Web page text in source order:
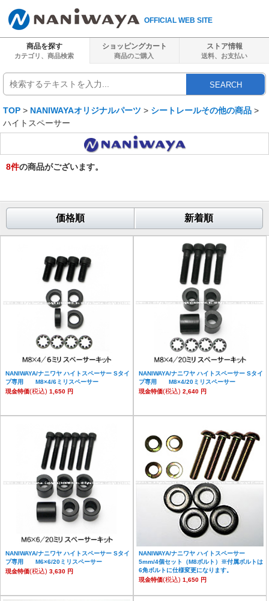
OFFICIAL WEB SITE
商品を探す
カテゴリ、商品検索
ショッピングカート
商品のご購入
ストア情報
送料、 お支払い
SEARCH
TOP > NANIWAYAオリジナルパーツ > シートレールその他の商品 >
ハイトスペーサー
8件の商品がございます。
価格順 新着順
NANIWAYA/ナニワヤ ハイトスペーサー Sタイ
プ専用 M8×4/6ミリスペーサー
現金特価(税込) 1,650 円
NANIWAYA/ナニワヤ ハイトスペーサー Sタイ
プ専用 M8×4/20ミリスペーサー
現金特価(税込) 2,640 円
NANIWAYA/ナニワヤ ハイトスペーサー Sタイ
プ専用 M6×6/20ミリスペーサー
現金特価(税込) 3,630 円
NANIWAYA/ナニワヤ ハイトスペーサー
5mm/4個セット（M8ボルト）※付属ボルトは
6角ボルトに仕様変更になります。
現金特価(税込) 1,650 円